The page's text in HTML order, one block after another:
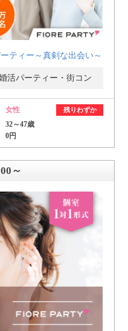
ティー～真剣な出会い～
活パーティー・街コン
女性 残りわずか
32～47歳
0円
～